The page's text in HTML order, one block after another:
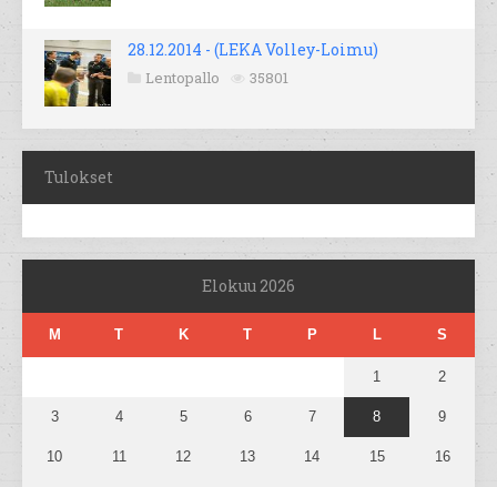
28.12.2014 - (LEKA Volley-Loimu)
Lentopallo 35801
Tulokset
Elokuu 2026
M T K T P L S
1 2
3 4 5 6 7 8 9
10 11 12 13 14 15 16